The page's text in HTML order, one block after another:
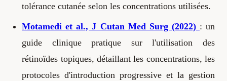
tolérance cutanée selon les concentrations utilisées.
Motamedi et al., J Cutan Med Surg (2022) : un
guide clinique pratique sur l'utilisation des
rétinoïdes topiques, détaillant les concentrations, les
protocoles d'introduction progressive et la gestion